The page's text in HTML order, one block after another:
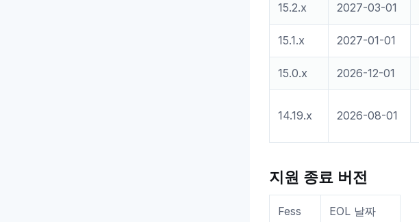
15.2.x 2027-03-01
15.1.x 2027-01-01
15.0.x 2026-12-01
14.19.x 2026-08-01
지원 종료 버전
Fess EOL 날짜